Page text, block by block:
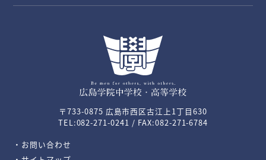
〒733-0875 広島市西区古江上1丁目630
TEL:082-271-0241 / FAX:082-271-6784
・お問い合わせ